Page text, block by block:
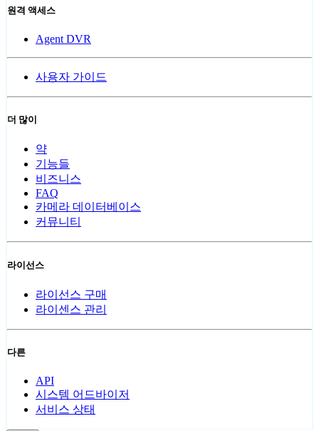
원격 액세스
Agent DVR
사용자 가이드
더 많이
약
기능들
비즈니스
FAQ
카메라 데이터베이스
커뮤니티
라이선스
라이선스 구매
라이센스 관리
다른
API
시스템 어드바이저
서비스 상태